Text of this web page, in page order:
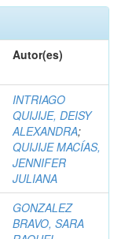
Autor(es)
INTRIAGO
QUIJIJE, DEISY
ALEXANDRA;
QUIJIJE MACÍAS,
JENNIFER
JULIANA
GONZALEZ
BRAVO, SARA